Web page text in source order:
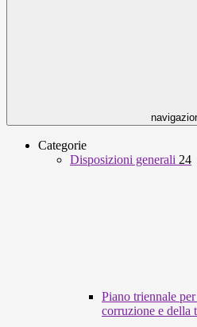
Categorie
Disposizioni generali 24
Piano triennale
corruzione e della